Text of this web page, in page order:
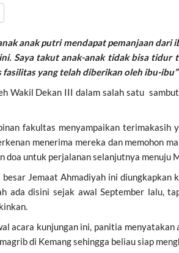
anak putri mendapat pemanjaan
Saya takut anak-anak tidak bisa tidur
yang telah diberikan oleh ibu-ibu”
Wakil Dekan III dalam salah satu
fakultas menyampaikan terimakasih
menerima mereka dan memohon
doa untuk perjalanan selanjutnya menuju
Jemaat Ahmadiyah ini diungkapkan
ada disini sejak awal September lalu,
acara kunjungan ini, panitia
di Kemang sehingga beliau siap